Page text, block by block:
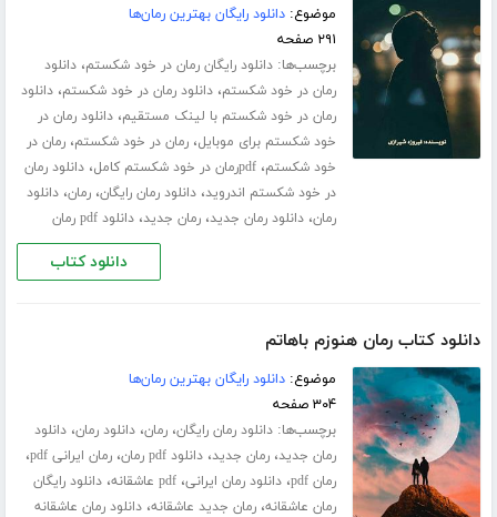
موضوع:دانلود رایگان بهترین رمان‌ها
۲۹۱ صفحه
برچسب‌ها:دانلود رایگان رمان در خود شکستم،دانلود
رمان در خود شکستم،دانلود رمان در خود شکستم،دانلود
رمان در خود شکستم با لینک مستقیم،دانلود رمان در
خود شکستم برای موبایل،رمان در خود شکستم،رمان در
خود شکستم،pdfرمان در خود شکستم کامل ،دانلود رمان
در خود شکستم اندروید،دانلود رمان رایگان،رمان،دانلود
رمان،دانلود رمان جدید،رمان جدید،دانلود pdf رمان
دانلود کتاب
دانلود کتاب رمان هنوزم باهاتم
موضوع:دانلود رایگان بهترین رمان‌ها
۳۰۴ صفحه
برچسب‌ها:دانلود رمان رایگان،رمان،دانلود رمان،دانلود
رمان جدید،رمان جدید،دانلود pdf رمان ،رمان ایرانی pdf ،
رمان pdf ،دانلود رمان ایرانی،pdf عاشقانه ،دانلود رایگان
رمان عاشقانه،رمان جدید عاشقانه،دانلود رمان عاشقانه